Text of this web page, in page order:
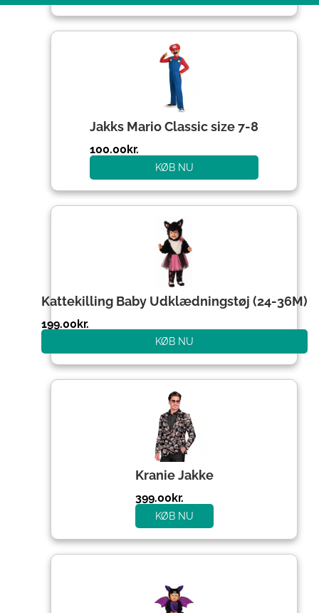
Jakks Mario Classic size 7-8
100.00kr.
aktuelle
100.00kr..
KØB NU
Kattekilling Baby Udklædningstøj (24-36M)
199.00kr.
KØB NU
Kranie Jakke
399.00kr.
KØB NU